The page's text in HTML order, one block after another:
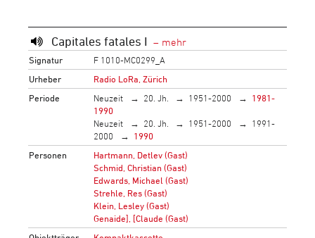
Capitales fatales I
Signatur
F 1010-MC0299_A
Urheber
Radio LoRa, Zürich
Periode
Neuzeit 20. Jh. 1951-2000
1981-
1990
Neuzeit
20. Jh. 1951-2000
1991-
2000
1990
Personen
Hartmann, Detlev (Gast)
Schmid, Christian (Gast)
Edwards, Michael (Gast)
Strehle, Res (Gast)
Klein, Lesley (Gast)
Genaide], [Claude (Gast)